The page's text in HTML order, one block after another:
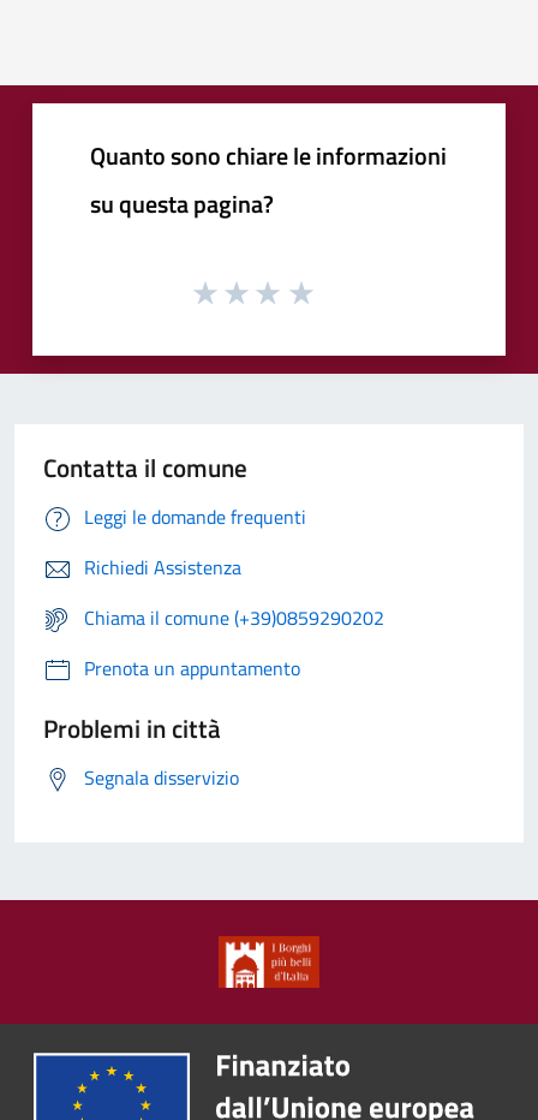
Quanto sono chiare le informazioni
su questa pagina?
Contatta il comune
Leggi le domande frequenti
Richiedi Assistenza
Chiama il comune (+39)0859290202
Prenota un appuntamento
Problemi in città
Segnala disservizio